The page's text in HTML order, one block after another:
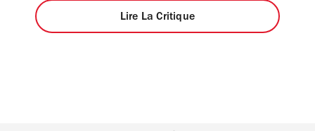
Lire La Critique